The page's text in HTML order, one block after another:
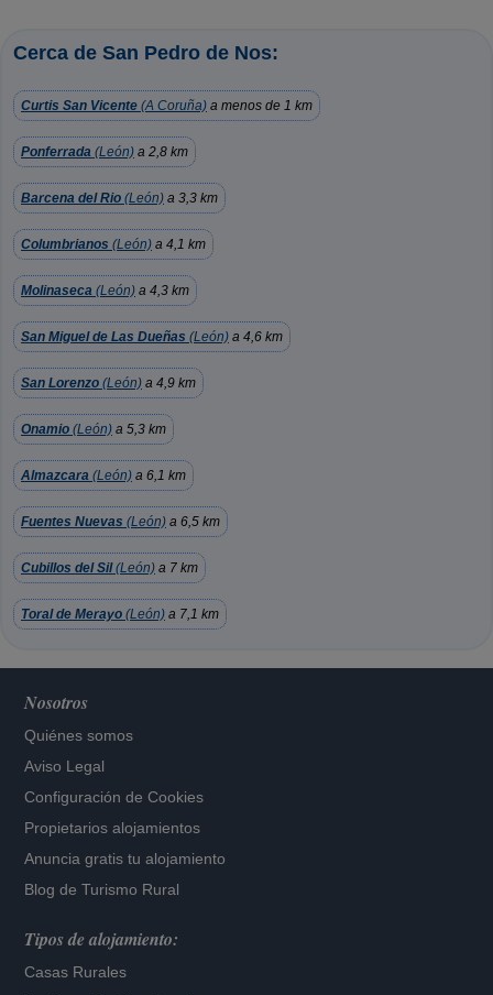
Cerca de San Pedro de Nos:
Curtis San Vicente (A Coruña) a menos de 1 km
Ponferrada (León) a 2,8 km
Barcena del Rio (León) a 3,3 km
Columbrianos (León) a 4,1 km
Molinaseca (León) a 4,3 km
San Miguel de Las Dueñas (León) a 4,6 km
San Lorenzo (León) a 4,9 km
Onamio (León) a 5,3 km
Almazcara (León) a 6,1 km
Fuentes Nuevas (León) a 6,5 km
Cubillos del Sil(León) a 7 km
Toral de Merayo (León) a 7,1 km
Nosotros
Quiénes somos
Aviso Legal
Configuración de Cookies
Propietarios alojamientos
Anuncia gratis tu alojamiento
Blog de Turismo Rural
Tipos de alojamiento:
Casas Rurales